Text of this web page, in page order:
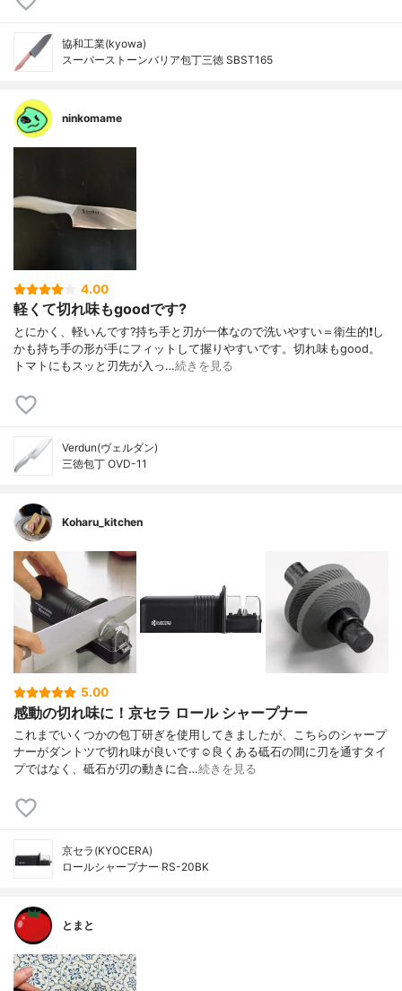
協和工業(kyowa)
スーパーストーンバリア包丁三徳 SBST165
ninkomame
4.00
軽くて切れ味もgoodです?
とにかく、軽いんです?持ち手と刃が一体なので洗いやすい＝衛生的❗️し
かも持ち手の形が手にフィットして握りやすいです。切れ味もgood。
トマトにもスッと刃先が入っ…続きを見る
Verdun(ヴェルダン)
三徳包丁 OVD-11
Koharu_kitchen
5.00
感動の切れ味に！京セラ ロール シャープナー
これまでいくつかの包丁研ぎを使用してきましたが、こちらのシャープ
ナーがダントツで切れ味が良いです☺︎良くある砥石の間に刃を通すタイ
プではなく、砥石が刃の動きに合…続きを見る
京セラ(KYOCERA)
ロールシャープナー RS-20BK
とまと